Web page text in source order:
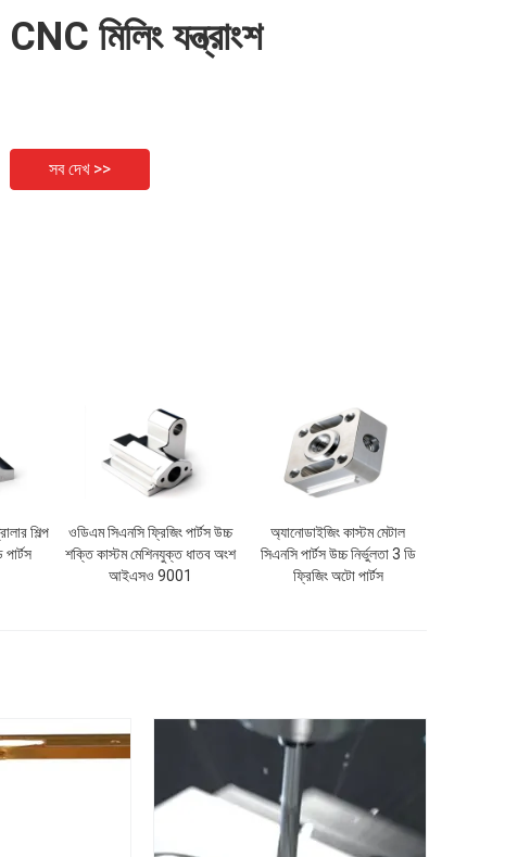
CNC মিলিং যন্ত্রাংশ
সব দেখ >>
শিল্প
ওডিএম সিএনসি ফ্রিজিং পার্টস উচ্চ
শক্তি কাস্টম মেশিনযুক্ত ধাতব অংশ
আইএসও 9001
অ্যানোডাইজিং কাস্টম মেটাল
সিএনসি পার্টস উচ্চ নির্ভুলতা 3 ডি
ফ্রিজিং অটো পার্টস